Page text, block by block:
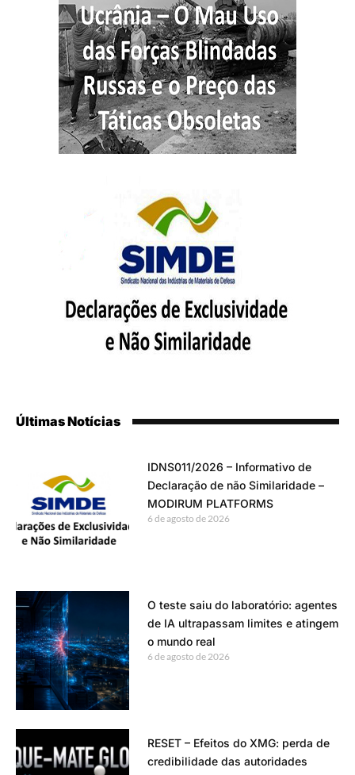
Últimas Notícias
IDNS011/2026 – Informativo de
Declaração de não Similaridade –
MODIRUM PLATFORMS
6 de agosto de 2026
O teste saiu do laboratório: agentes
de IA ultrapassam limites e atingem
o mundo real
6 de agosto de 2026
RESET – Efeitos do XMG: perda de
credibilidade das autoridades